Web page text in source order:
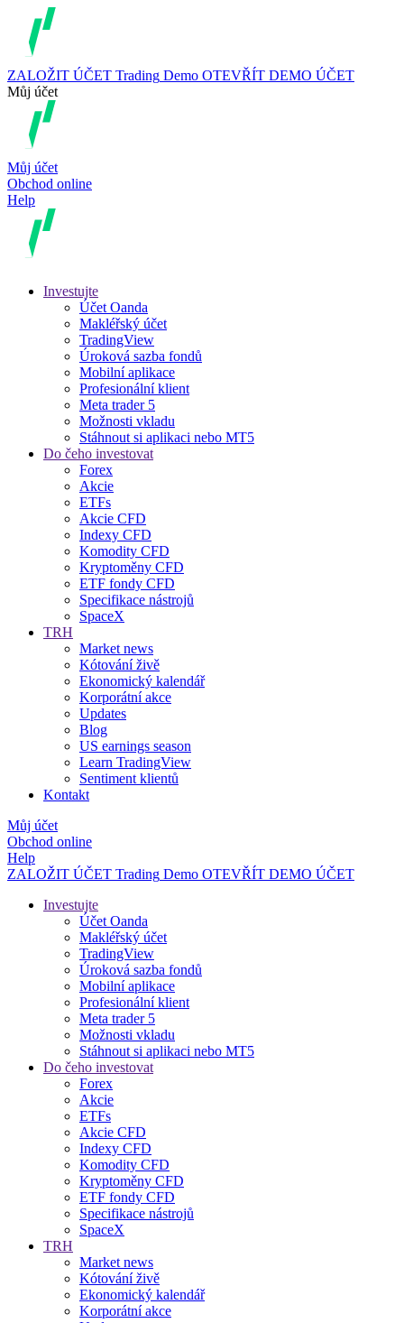
ZALOŽIT ÚČET Trading Demo OTEVŘÍT DEMO ÚČET
Můj účet
Můj účet
Obchod online
Help
Investujte
Účet Oanda
Makléřský účet
TradingView
Úroková sazba fondů
Mobilní aplikace
Profesionální klient
Meta trader 5
Možnosti vkladu
Stáhnout si aplikaci nebo MT5
Do čeho investovat
Forex
Akcie
ETFs
Akcie CFD
Indexy CFD
Komodity CFD
Kryptoměny CFD
ETF fondy CFD
Specifikace nástrojů
SpaceX
TRH
Market news
Kótování živě
Ekonomický kalendář
Korporátní akce
Updates
Blog
US earnings season
Learn TradingView
Sentiment klientů
Kontakt
Můj účet
Obchod online
Help
ZALOŽIT ÚČET Trading Demo OTEVŘÍT DEMO ÚČET
Investujte
Účet Oanda
Makléřský účet
TradingView
Úroková sazba fondů
Mobilní aplikace
Profesionální klient
Meta trader 5
Možnosti vkladu
Stáhnout si aplikaci nebo MT5
Do čeho investovat
Forex
Akcie
ETFs
Akcie CFD
Indexy CFD
Komodity CFD
Kryptoměny CFD
ETF fondy CFD
Specifikace nástrojů
SpaceX
TRH
Market news
Kótování živě
Ekonomický kalendář
Korporátní akce